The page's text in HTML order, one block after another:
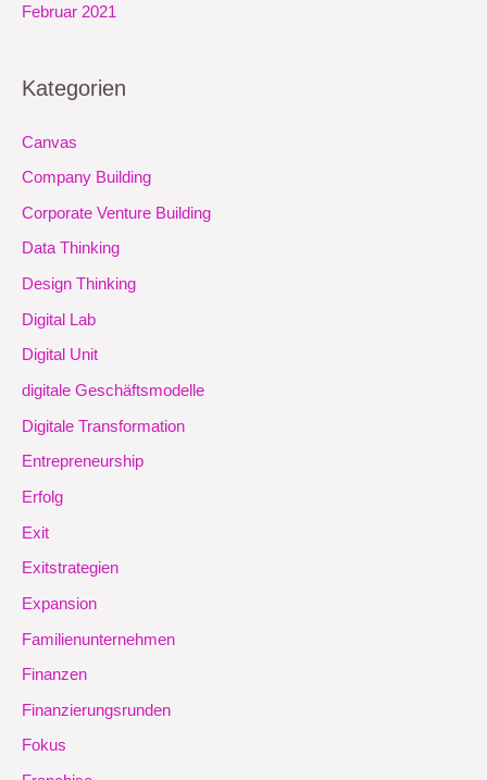
Februar 2021
Kategorien
Canvas
Company Building
Corporate Venture Building
Data Thinking
Design Thinking
Digital Lab
Digital Unit
digitale Geschäftsmodelle
Digitale Transformation
Entrepreneurship
Erfolg
Exit
Exitstrategien
Expansion
Familienunternehmen
Finanzen
Finanzierungsrunden
Fokus